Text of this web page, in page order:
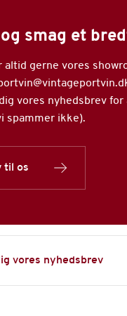
vores nyhedsbrev
smag et
altid gerne vores
vores nyhedsbrev
spammer ikke).
til os